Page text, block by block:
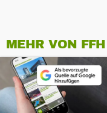
MEHR VON FFH